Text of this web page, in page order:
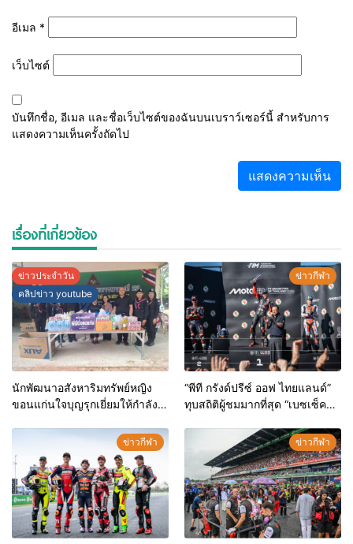
อีเมล *
เว็บไซต์
บันทึกชื่อ, อีเมล และชื่อเว็บไซต์ของฉันบนเบราว์เซอร์นี้ สำหรับการ
แสดงความเห็นครั้งถัดไป
เรื่องที่เกี่ยวข้อง
ข่าวประจำวัน
คลิปข่าว youtube
นักพัฒนาอสังหาริมทรัพย์หญิง
ขอนแก่นใจบุญรุกเยี่ยมให้กำลัง
กรมทหารพรานที่ 22และมอบ
สิ่งของอุปโภคสิ่งของใช้ที่จำเป็น
ร่วมหลอมรวมน้ำใจ สู่รั้วของชาติ
ชายแดนไทย-กัมพูชา
ข่าวกีฬา
“พีที กรังด์ปรีซ์ ออฟ ไทยแลนด์”
ทุบสถิติผู้ชมมากที่สุด “เบซเซ็คคี”
เกซ” ดวงแตกยางระเบิด
ข่าวกีฬา ข่าวกีฬา